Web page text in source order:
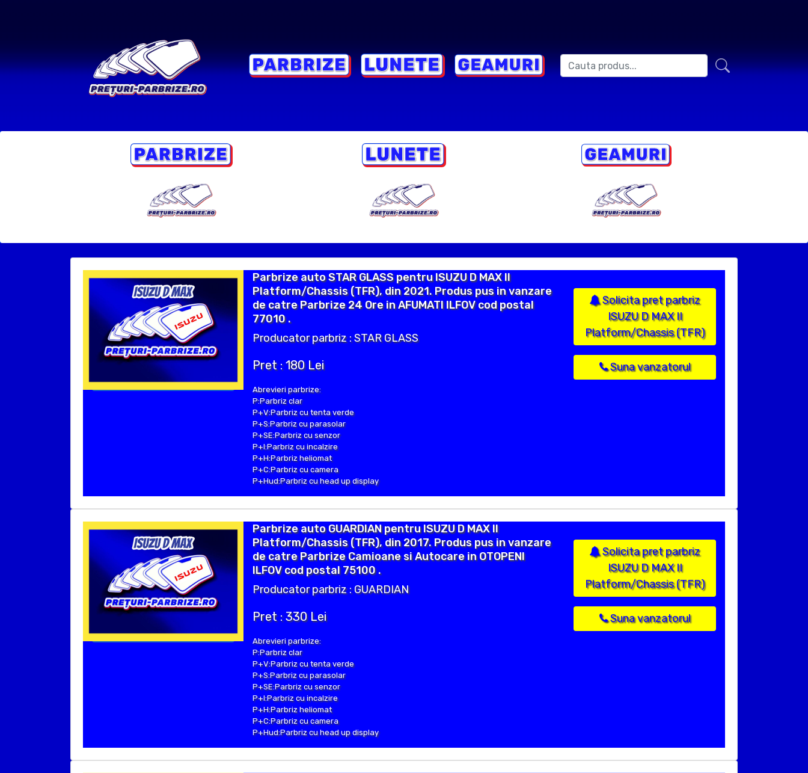
Parbrize auto STAR GLASS pentru ISUZU D MAX II
Platform/Chassis (TFR), din 2021. Produs pus in vanzare
de catre Parbrize 24 Ore in AFUMATI ILFOV cod postal
77010 .
Producator parbriz : STAR GLASS
Pret : 180 Lei
Abrevieri parbrize:
P:Parbriz clar
P+V:Parbriz cu tenta verde
P+S:Parbriz cu parasolar
P+SE:Parbriz cu senzor
P+I:Parbriz cu incalzire
P+H:Parbriz heliomat
P+C:Parbriz cu camera
P+Hud:Parbriz cu head up display
Solicita pret parbriz
ISUZU D MAX II
Platform/Chassis (TFR)
Suna vanzatorul
Parbrize auto GUARDIAN pentru ISUZU D MAX II
Platform/Chassis (TFR), din 2017. Produs pus in vanzare
de catre Parbrize Camioane si Autocare in OTOPENI
ILFOV cod postal 75100 .
Producator parbriz : GUARDIAN
Pret : 330 Lei
Abrevieri parbrize:
P:Parbriz clar
P+V:Parbriz cu tenta verde
P+S:Parbriz cu parasolar
P+SE:Parbriz cu senzor
P+I:Parbriz cu incalzire
P+H:Parbriz heliomat
P+C:Parbriz cu camera
P+Hud:Parbriz cu head up display
Solicita pret parbriz
ISUZU D MAX II
Platform/Chassis (TFR)
Suna vanzatorul